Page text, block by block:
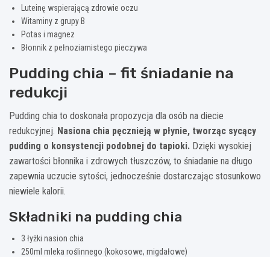
Luteinę wspierającą zdrowie oczu
Witaminy z grupy B
Potas i magnez
Błonnik z pełnoziarnistego pieczywa
Pudding chia – fit śniadanie na
redukcji
Pudding chia to doskonała propozycja dla osób na diecie
redukcyjnej. Nasiona chia pęcznieją w płynie, tworząc sycący
pudding o konsystencji podobnej do tapioki. Dzięki wysokiej
zawartości błonnika i zdrowych tłuszczów, to śniadanie na długo
zapewnia uczucie sytości, jednocześnie dostarczając stosunkowo
niewiele kalorii.
Składniki na pudding chia
3 łyżki nasion chia
250ml mleka roślinnego (kokosowe, migdałowe)